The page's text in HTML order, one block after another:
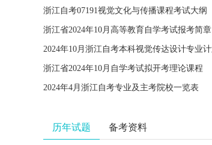
浙江自考07191视觉文化与传播课程考试大纲
浙江省2024年10月高等教育自学考试报考简章
浙江省2024年10月自学考试拟开考理论课程
2024年4月浙江自考专业及主考院校一览表
历年试题 备考资料